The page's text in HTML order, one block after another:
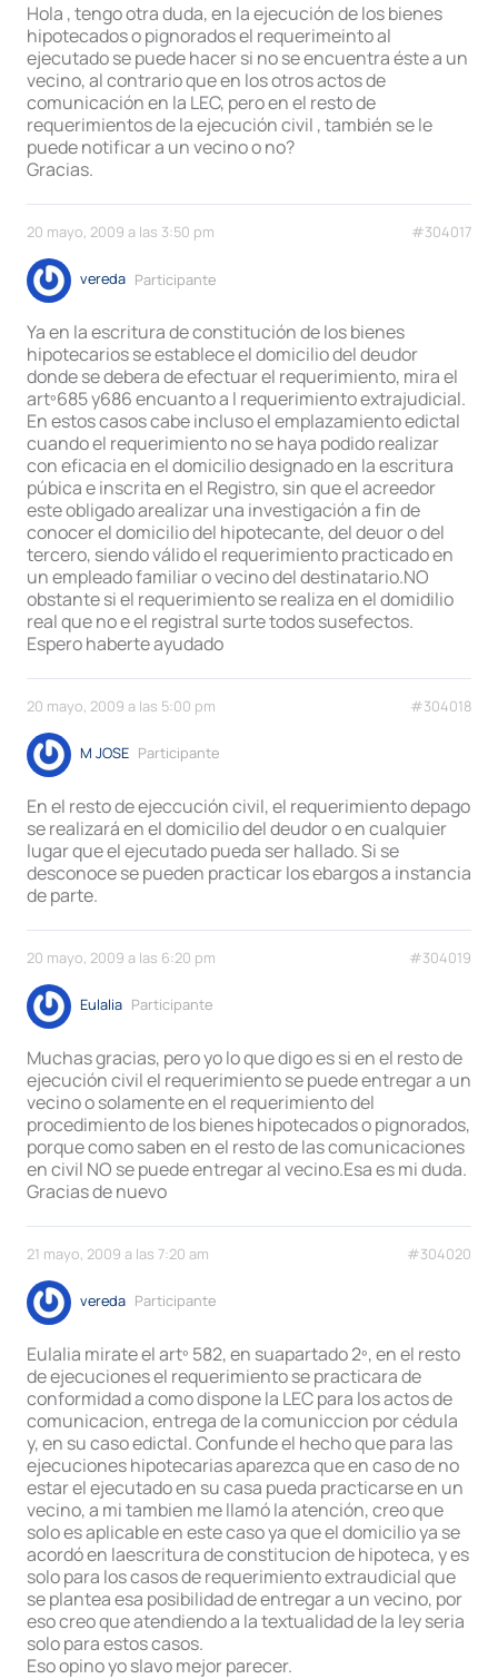
Hola , tengo otra duda, en la ejecución de los bienes
hipotecados o pignorados el requerimeinto al
ejecutado se puede hacer si no se encuentra éste a un
vecino, al contrario que en los otros actos de
comunicación en la LEC, pero en el resto de
requerimientos de la ejecución civil , también se le
puede notificar a un vecino o no?
Gracias.
20 mayo, 2009 a las 3:50 pm #304017
vereda Participante
Ya en la escritura de constitución de los bienes
hipotecarios se establece el domicilio del deudor
donde se debera de efectuar el requerimiento, mira el
artº685 y686 encuanto a l requerimiento extrajudicial.
En estos casos cabe incluso el emplazamiento edictal
cuando el requerimiento no se haya podido realizar
con eficacia en el domicilio designado en la escritura
púbica e inscrita en el Registro, sin que el acreedor
este obligado arealizar una investigación a fin de
conocer el domicilio del hipotecante, del deuor o del
tercero, siendo válido el requerimiento practicado en
un empleado familiar o vecino del destinatario.NO
obstante si el requerimiento se realiza en el domidilio
real que no e el registral surte todos susefectos.
Espero haberte ayudado
20 mayo, 2009 a las 5:00 pm #304018
M JOSE Participante
En el resto de ejeccución civil, el requerimiento depago
se realizará en el domicilio del deudor o en cualquier
lugar que el ejecutado pueda ser hallado. Si se
desconoce se pueden practicar los ebargos a instancia
de parte.
20 mayo, 2009 a las 6:20 pm #304019
Eulalia Participante
Muchas gracias, pero yo lo que digo es si en el resto de
ejecución civil el requerimiento se puede entregar a un
vecino o solamente en el requerimiento del
procedimiento de los bienes hipotecados o pignorados,
porque como saben en el resto de las comunicaciones
en civil NO se puede entregar al vecino.Esa es mi duda.
Gracias de nuevo
21 mayo, 2009 a las 7:20 am #304020
vereda Participante
Eulalia mirate el artº 582, en suapartado 2º, en el resto
de ejecuciones el requerimiento se practicara de
conformidad a como dispone la LEC para los actos de
comunicacion, entrega de la comuniccion por cédula
y, en su caso edictal. Confunde el hecho que para las
ejecuciones hipotecarias aparezca que en caso de no
estar el ejecutado en su casa pueda practicarse en un
vecino, a mi tambien me llamó la atención, creo que
solo es aplicable en este caso ya que el domicilio ya se
acordó en laescritura de constitucion de hipoteca, y es
solo para los casos de requerimiento extraudicial que
se plantea esa posibilidad de entregar a un vecino, por
eso creo que atendiendo a la textualidad de la ley seria
solo para estos casos.
Eso opino yo slavo mejor parecer.